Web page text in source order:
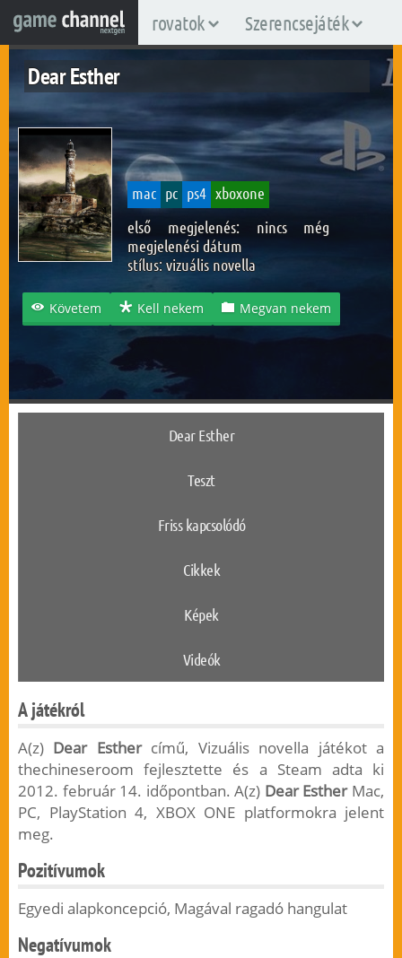
rovatok Szerencsejáték
Dear Esther
mac pc ps4 xboxone
első megjelenés: nincs még
megjelenési dátum
stílus:vizuális novella
Követem Kell nekem Megvan nekem
Dear Esther
Teszt
Friss kapcsolódó
Cikkek
Képek
Videók
A játékról
A(z) Dear Esthercímű, Vizuális novella játékot a
thechineseroom fejlesztette és a Steam adta ki
2012. február 14. időpontban. A(z) Dear EstherMac,
PC, PlayStation 4, XBOX ONE platformokra jelent
meg.
Pozitívumok
Egyedi alapkoncepció, Magával ragadó hangulat
Negatívumok